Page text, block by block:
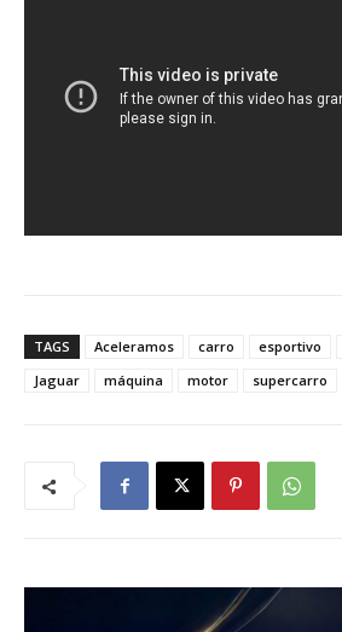
TAGS Aceleramos carro esportivo
Jaguar
máquina motor supercarro